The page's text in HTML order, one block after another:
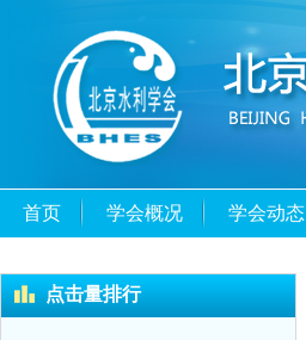
首页 学会概况 学会动态
点击量排行